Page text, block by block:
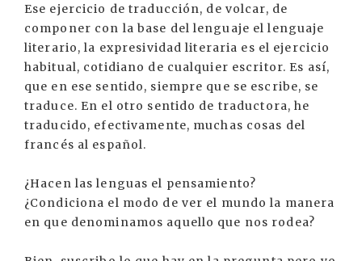
Ese ejercicio de traducción, de volcar, de
componer con la base del lenguaje el lenguaje
literario, la expresividad literaria es el ejercicio
habitual, cotidiano de cualquier escritor. Es así,
que en ese sentido, siempre que se escribe, se
traduce. En el otro sentido de traductora, he
traducido, efectivamente, muchas cosas del
francés al español.
¿Hacen las lenguas el pensamiento?
¿Condiciona el modo de ver el mundo la manera
en que denominamos aquello que nos rodea?